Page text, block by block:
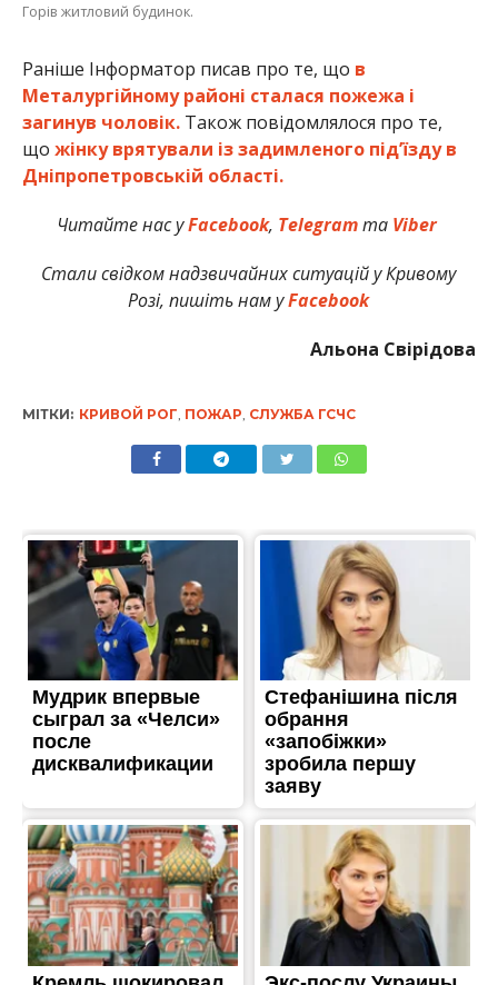
Горів житловий будинок.
Раніше Інформатор писав про те, що в
Металургійному районі сталася пожежа і
загинув чоловік. Також повідомлялося про те,
що жінку врятували із задимленого під’їзду в
Дніпропетровській області.
Читайте нас уFacebook, Telegramта Viber
Стали свідком надзвичайних ситуацій у Кривому
Розі, пишіть нам уFacebook
Альона Свірідова
МІТКИ: КРИВОЙ РОГ, ПОЖАР, СЛУЖБА ГСЧС